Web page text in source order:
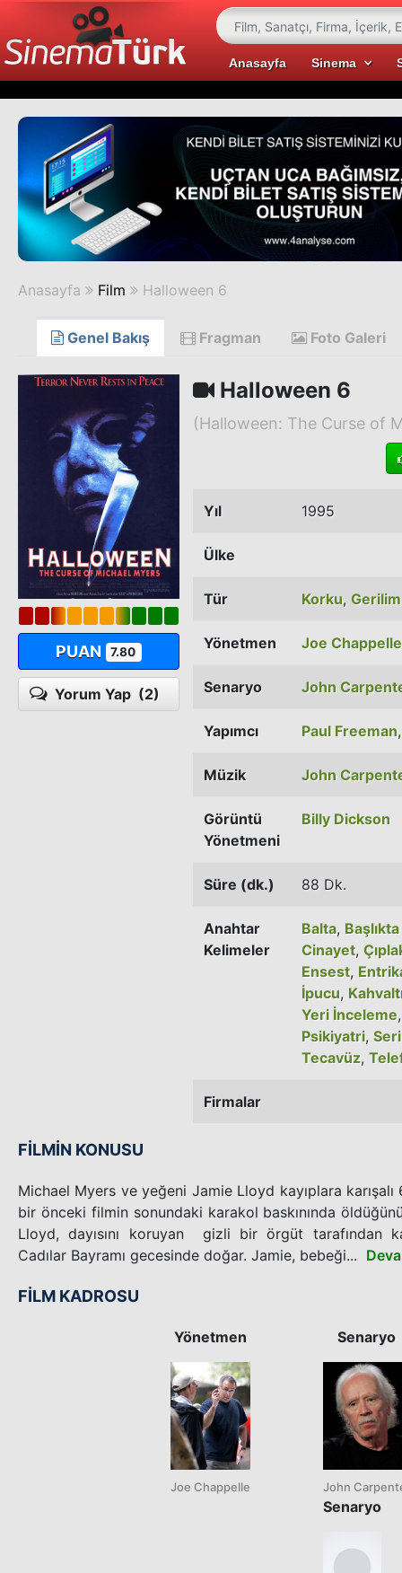
Anasayfa Sinema
Anasayfa Film Halloween 6
Genel Bakış Fragman Foto Galeri
PUAN 7.80
Yorum Yap (2)
Halloween 6
(Halloween: The Curse of
Yıl 1995
Ülke
Tür Korku, Gerilim
Yönetmen Joe Chappelle
Senaryo John
Yapımcı Paul Freeman
Müzik John
Görüntü
Yönetmeni
Billy Dickson
Süre (dk.) 88 Dk.
Anahtar
Kelimeler
Balta,
Cinayet,
Ensest,
İpucu,
Yeri İnceleme
Psikiyatri,
Tecavüz,
Firmalar
FİLMİN KONUSU
Michael Myers ve yeğeni Jamie Lloyd kayıplara karışalı
bir önceki filmin sonundaki karakol baskınında
Lloyd, dayısını koruyan gizli bir örgüt tarafından
Cadılar Bayramı gecesinde doğar. Jamie, bebeği...
FİLM KADROSU
Yönetmen
Joe Chappelle
Senaryo
John
Senaryo